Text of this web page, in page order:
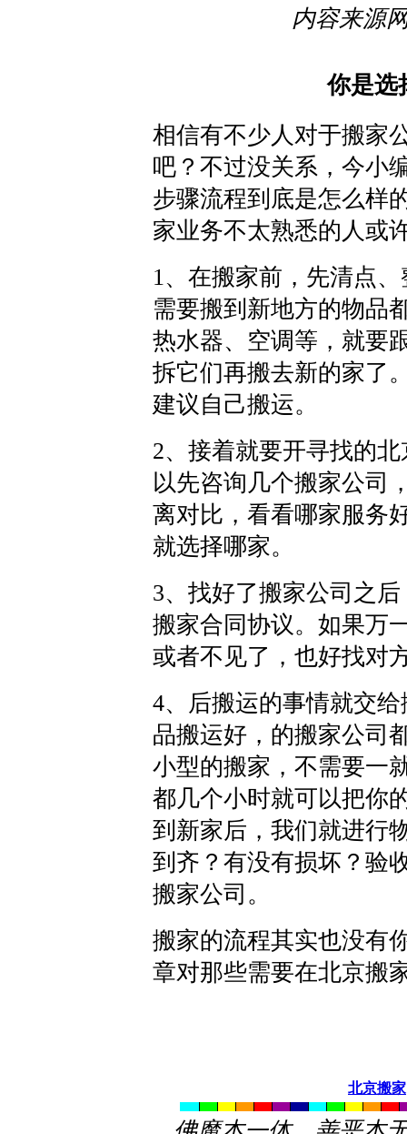
内容来源
你是选
相信有不少人对于搬家
吧？不过没关系，今小
步骤流程到底是怎么样
家业务不太熟悉的人或
1、在搬家前，先清点
需要搬到新地方的物品
热水器、空调等，就要
拆它们再搬去新的家了
建议自己搬运。
2、接着就要开寻找的
以先咨询几个搬家公司
离对比，看看哪家服务
就选择哪家。
3、找好了搬家公司之
搬家合同协议。如果万
或者不见了，也好找对
4、后搬运的事情就交
品搬运好，的搬家公司
小型的搬家，不需要一
都几个小时就可以把你
到新家后，我们就进行
到齐？有没有损坏？验
搬家公司。
搬家的流程其实也没有
章对那些需要在北京搬
北京搬家